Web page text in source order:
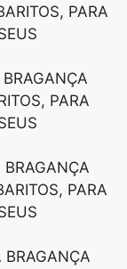
PARA
PARA
PARA
BRAGANÇA